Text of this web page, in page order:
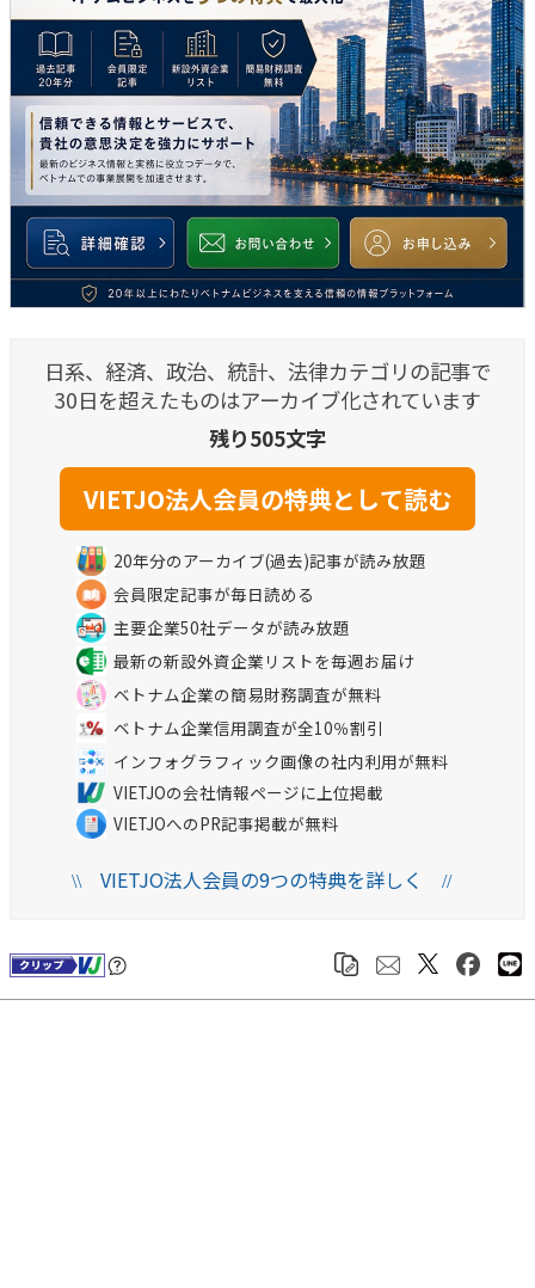
日系、経済、政治、統計、法律カテゴリの記事で
30日を超えたものはアーカイブ化されています
残り505文字
20年分のアーカイブ(過去)記事が読み放題
会員限定記事が毎日読める
主要企業50社データが読み放題
最新の新設外資企業リストを毎週お届け
ベトナム企業の簡易財務調査が無料
ベトナム企業信用調査が全10％割引
インフォグラフィック画像の社内利用が無料
VIETJOの会社情報ページに上位掲載
VIETJOへのPR記事掲載が無料
\\VIETJO法人会員の9つの特典を詳しく //